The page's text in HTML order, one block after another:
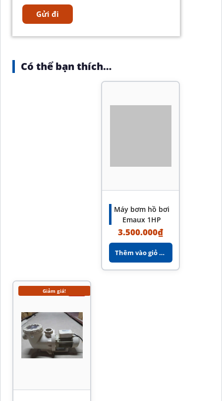
Có thể bạn thích…
Máy bơm hồ bơi
Emaux 1HP
3.500.000₫
Thêm vào giỏ hàng
Giảm giá!